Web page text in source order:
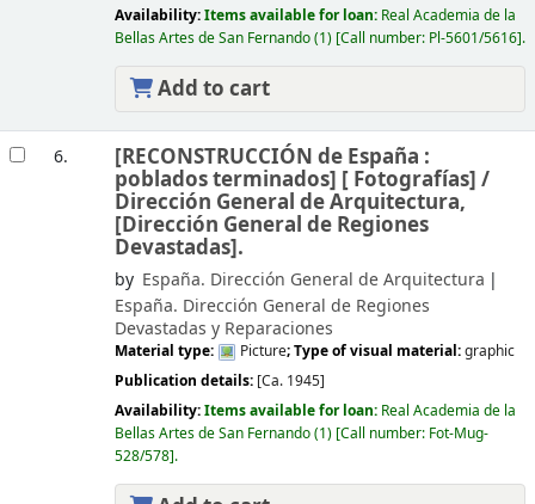
Availability:Items available for loan: Real Academia de la
Bellas Artes de San Fernando(1) Call number: Pl-5601/5616 .
Add to cart
6. [RECONSTRUCCIÓN de España :
poblados terminados] [ Fotografías] /
Dirección General de Arquitectura,
[Dirección General de Regiones
Devastadas].
by España. Dirección General de Arquitectura
España. Dirección General de Regiones
Devastadas y Reparaciones
Material type: Picture; Type of visual material:graphic
Publication details: [Ca. 1945]
Availability:Items available for loan: Real Academia de la
Bellas Artes de San Fernando(1) Call number: Fot-Mug-
528/578 .